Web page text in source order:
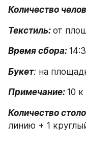
Количество
Текстиль: от
Время сбора:
Букет: на
Примечание: 10
Количество
линию + 1